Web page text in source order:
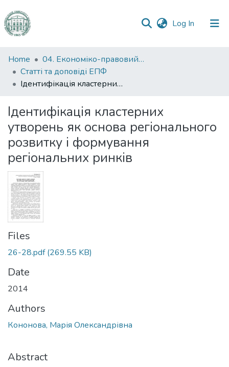
Log In (current)
Communities
&
Collections
Statistics
Home
04. Економіко-правовий факультет
Статті та доповіді ЕПФ
Ідентифікація кластерних утворень як основа регіонального розвитку і формування регіональних ринків
Ідентифікація кластерних
утворень як основа регіонального
розвитку і формування
регіональних ринків
Files
26-28.pdf(269.55 KB)
Date
2014
Authors
Кононова, Марія Олександрівна
Abstract